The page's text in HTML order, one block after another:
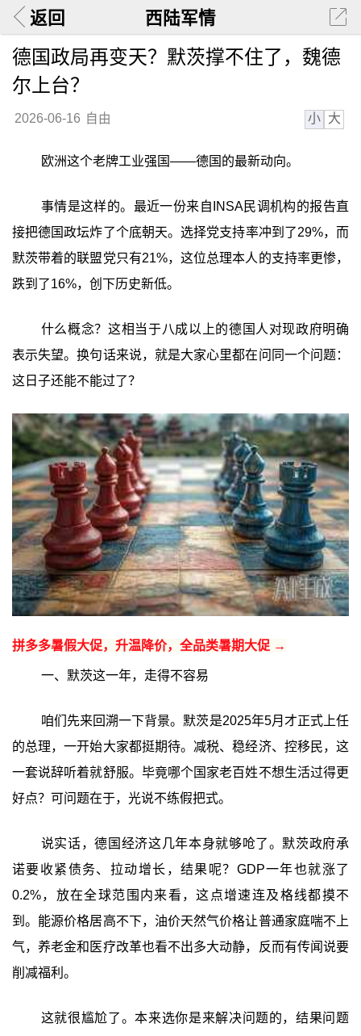
返回 西陆军情
德国政局再变天？默茨撑不住了，魏德
尔上台？
2026-06-16 自由 小 大
欧洲这个老牌工业强国——德国的最新动向。
事情是这样的。最近一份来自INSA民调机构的报告直
接把德国政坛炸了个底朝天。选择党支持率冲到了29%，而
默茨带着的联盟党只有21%，这位总理本人的支持率更惨，
跌到了16%，创下历史新低。
什么概念？这相当于八成以上的德国人对现政府明确
表示失望。换句话来说，就是大家心里都在问同一个问题：
这日子还能不能过了？
拼多多暑假大促，升温降价，全品类暑期大促 →
一、默茨这一年，走得不容易
咱们先来回溯一下背景。默茨是2025年5月才正式上任
的总理，一开始大家都挺期待。减税、稳经济、控移民，这
一套说辞听着就舒服。毕竟哪个国家老百姓不想生活过得更
好点？可问题在于，光说不练假把式。
说实话，德国经济这几年本身就够呛了。默茨政府承
诺要收紧债务、拉动增长，结果呢？GDP一年也就涨了
0.2%，放在全球范围内来看，这点增速连及格线都摸不
到。能源价格居高不下，油价天然气价格让普通家庭喘不上
气，养老金和医疗改革也看不出多大动静，反而有传闻说要
削减福利。
这就很尴尬了。本来选你是来解决问题的，结果问题